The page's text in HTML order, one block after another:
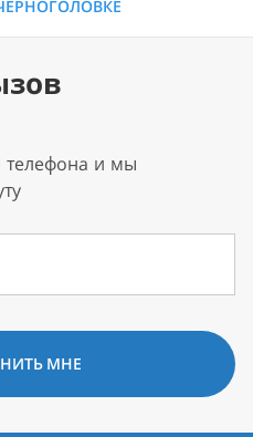
телефона и мы
МНЕ